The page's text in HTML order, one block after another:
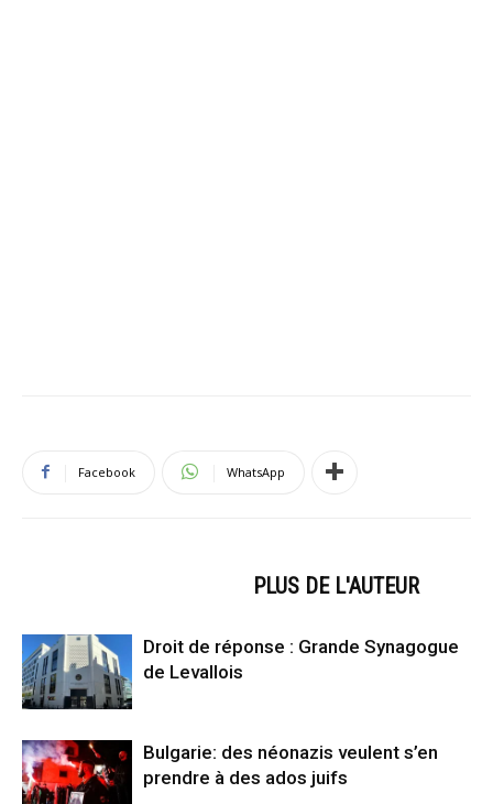
Facebook WhatsApp
PLUS DE L'AUTEUR
Droit de réponse : Grande Synagogue
de Levallois
Bulgarie: des néonazis veulent s’en
prendre à des ados juifs